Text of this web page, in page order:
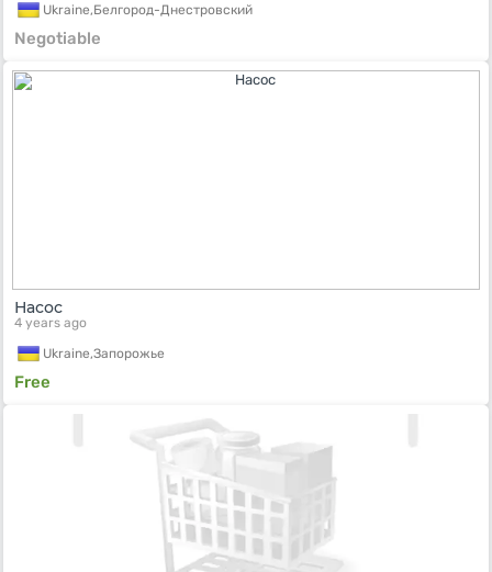
Ukraine,Белгород-Днестровский
Negotiable
Насос
4 years ago
Ukraine,Запорожье
Free